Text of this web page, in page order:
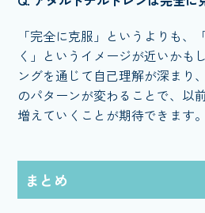
「完全に克服」というよりも、
く」というイメージが近いかも
ングを通じて自己理解が深まり
のパターンが変わることで、以
増えていくことが期待できます。
まとめ